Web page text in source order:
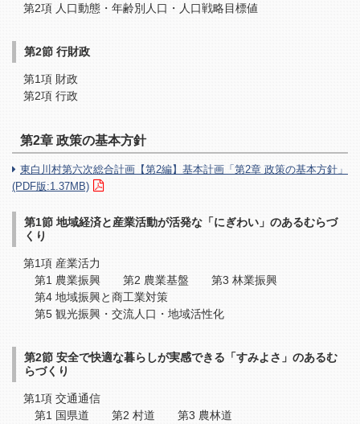
第2項 人口動態・年齢別人口・人口戦略目標値
第2節 行財政
第1項 財政
第2項 行政
第2章 政策の基本方針
東白川村第六次総合計画【第2編】基本計画「第2章 政策の基本方針」
(PDF版:1.37MB)
第1節 地域経済と産業活動が活発な「にぎわい」のあるむらづ
くり
第1項 産業活力
第1 農業振興 第2 農業基盤 第3 林業振興
第4 地域振興と商工業対策
第5 観光振興・交流人口・地域活性化
第2節 安全で快適な暮らしが実感できる「すみよさ」のあるむ
らづくり
第1項 交通通信
第1 国県道 第2 村道 第3 農林道